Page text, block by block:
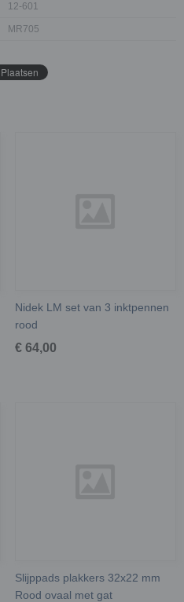
12-601
MR705
Nidek LM set van 3 inktpennen
rood
€ 64,00
Slijppads plakkers 32x22 mm
Rood ovaal met gat